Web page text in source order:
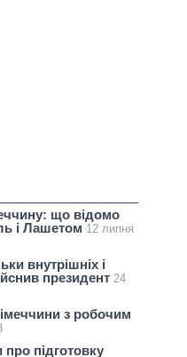
що відомо
і Лашетом 12 липня
внутрішніх і
президент 24
з робочим
підготовку